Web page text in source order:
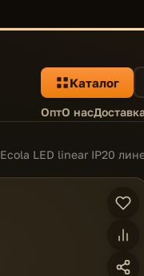
Каталог
ОптО нас
Ecola LED linear IP20